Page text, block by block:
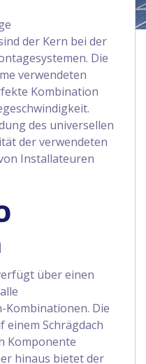
der Kern bei der
Die
verwendeten
Kombination
des universellen
der verwendeten
Installateuren
über einen
Kombinationen. Die
Schrägdach
Komponente
hinaus bietet der